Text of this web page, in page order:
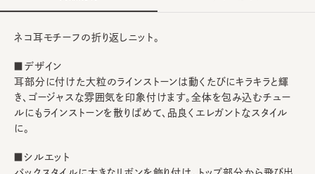
ネコ耳モチーフの折り返しニット。
■デザイン
耳部分に付けた大粒のラインストーンは動くたびにキラキラと輝
き、ゴージャスな雰囲気を印象付けます。全体を包み込むチュー
ルにもラインストーンを散りばめて、品良くエレガントなスタイル
に。
■シルエット